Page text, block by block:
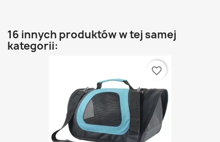
16 innych produktów w tej samej
kategorii:
favorite_border